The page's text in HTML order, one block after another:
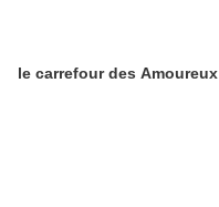
le carrefour des Amoureux